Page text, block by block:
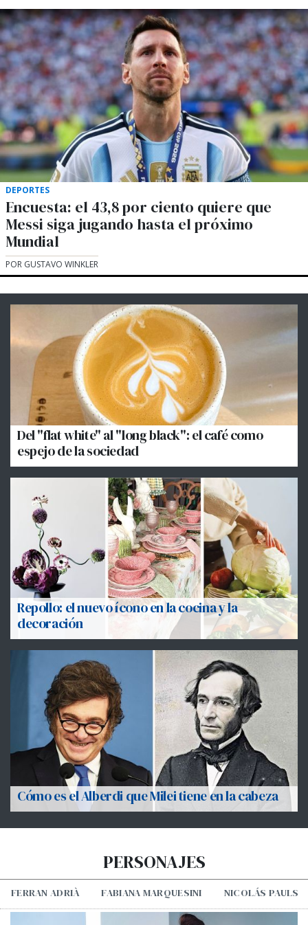
DEPORTES
Encuesta: el 43,8 por ciento quiere que
Messi siga jugando hasta el próximo
Mundial
POR GUSTAVO WINKLER
Repollo: el nuevo ícono en la cocina y la
decoración
Del "flat white" al "long black": el café como
espejo de la sociedad
Cómo es el Alberdi que Milei tiene en la cabeza
PERSONAJES
FERRAN ADRIÀ FABIANA MARQUESINI NICOLÁS PAULS